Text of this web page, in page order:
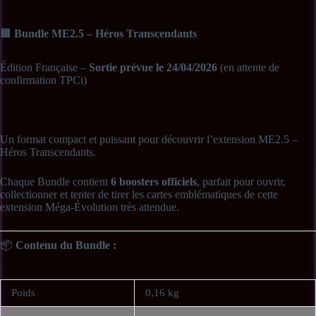
🟧 Bundle ME2.5 – Héros Transcendants
Édition Française – Sortie prévue le 24/04/2026 (en attente de
confirmation TPCi)
Un format compact et puissant pour découvrir l’extension ME2.5 –
Héros Transcendants.
Chaque Bundle contient 6 boosters officiels, parfait pour ouvrir,
collectionner et tenter de tirer les cartes emblématiques de cette
extension Méga-Évolution très attendue.
📦 Contenu du Bundle :
• 6 boosters ME2.5 – Héros Transcendants (FR)
Poids 0,16 kg